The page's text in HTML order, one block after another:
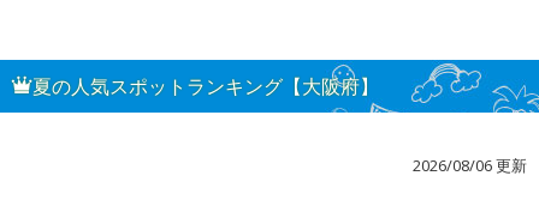
夏の人気スポットランキング【大阪府】
2026/08/06 更新